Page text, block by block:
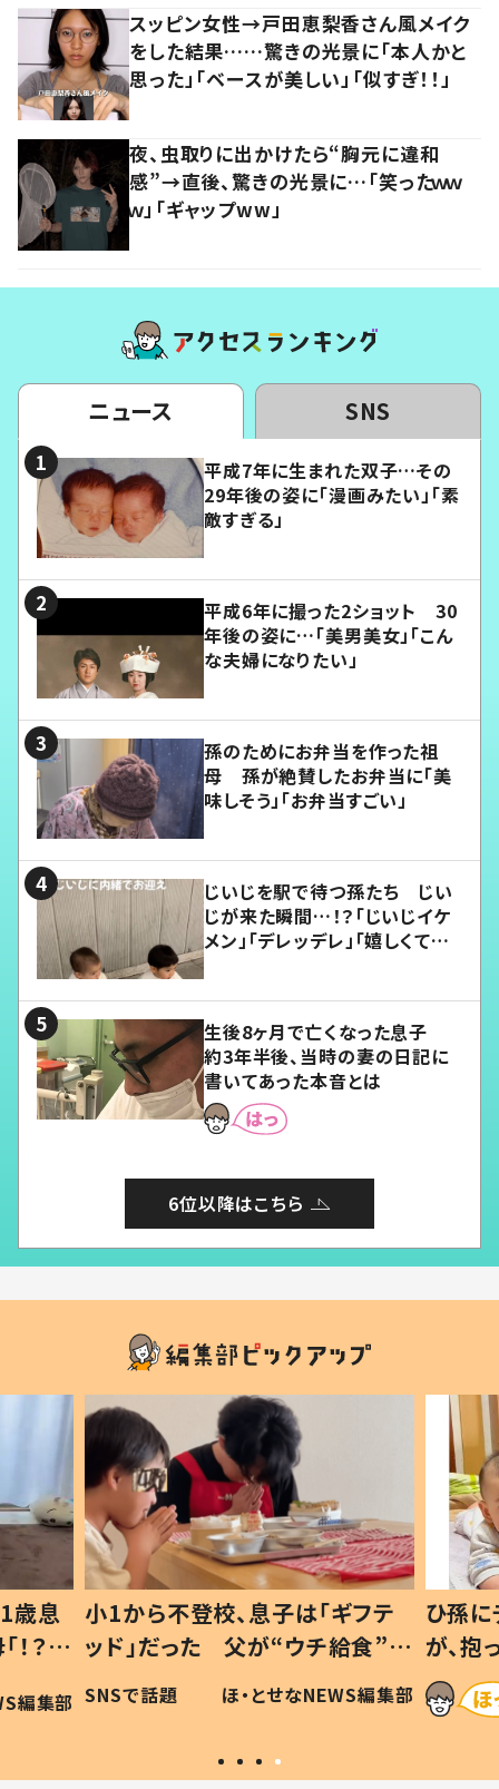
スッピン女性→戸田恵梨香さん風メイク
をした結果……驚きの光景に「本人かと
思った」「ベースが美しい」「似すぎ！！」
夜、虫取りに出かけたら“胸元に違和
感”→直後、驚きの光景に…「笑ったｗｗ
ｗ」「ギャップww」
ニュース SNS
平成7年に生まれた双子…その
29年後の姿に「漫画みたい」「素
敵すぎる」
平成6年に撮った2ショット 30
年後の姿に…「美男美女」「こん
な夫婦になりたい」
孫のためにお弁当を作った祖
母 孫が絶賛したお弁当に「美
味しそう」「お弁当すごい」
じいじを駅で待つ孫たち じい
じが来た瞬間…！？「じいじイケ
メン」「デレッデレ」「嬉しくて可
生後8ヶ月で亡くなった息子
約3年半後、当時の妻の日記に
書いてあった本音とは
6位以降はこちら
歳息
？」
編集部
小1から不登校、息子は「ギフテ
ッド」だった 父が“ウチ給食”を
作り続ける理由とは #令和の親
#令和の子
SNSで話題 ほ・とせなNEWS編集部
ひ孫
が、
「涙が
い」